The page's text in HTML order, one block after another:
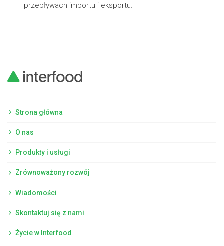
przepływach importu i eksportu.
Strona główna
O nas
Produkty i usługi
Zrównoważony rozwój
Wiadomości
Skontaktuj się z nami
Życie w Interfood